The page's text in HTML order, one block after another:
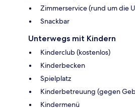
Zimmerservice (rund um die
Snackbar
Unterwegs mit Kindern
Kinderclub (kostenlos)
Kinderbecken
Spielplatz
Kinderbetreuung (gegen
Kindermenü